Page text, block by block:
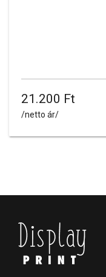
21.200 Ft
/netto ár/